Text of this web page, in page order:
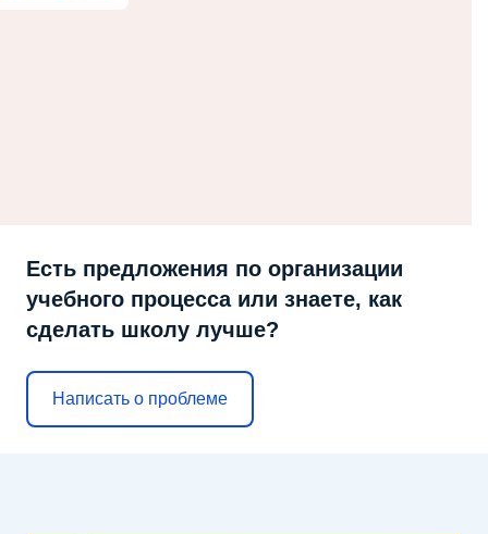
Есть предложения по организации
учебного процесса или знаете, как
сделать школу лучше?
Написать о проблеме